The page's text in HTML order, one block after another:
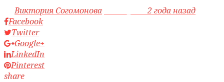
byВиктория Согомонова access_time2 года назад
Facebook
Twitter
Google+
LinkedIn
Pinterest
share